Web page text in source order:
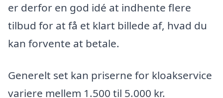
er derfor en god idé at indhente flere
tilbud for at få et klart billede af, hvad du
kan forvente at betale.
Generelt set kan priserne for kloakservice
variere mellem 1.500 til 5.000 kr.